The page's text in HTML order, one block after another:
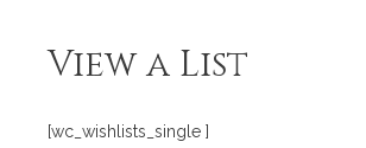
View a List
[wc_wishlists_single ]